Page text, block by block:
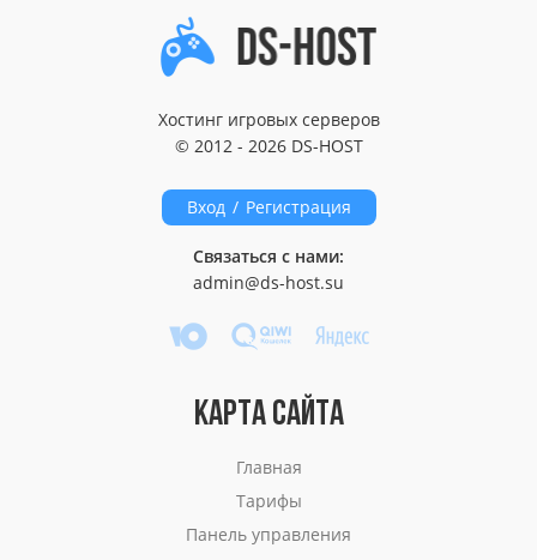
Хостинг игровых серверов
© 2012 - 2026 DS-HOST
КАРТА САЙТА
Главная
Тарифы
Панель управления
Вход / Регистрация
Связаться с нами:
admin@ds-host.su